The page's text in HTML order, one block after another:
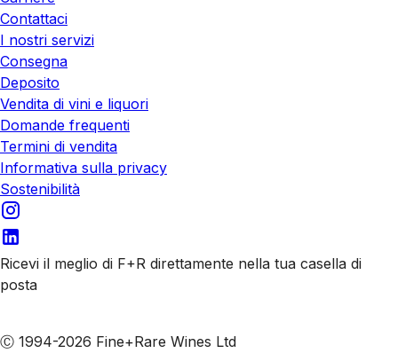
Contattaci
I nostri servizi
Consegna
Deposito
Vendita di vini e liquori
Domande frequenti
Termini di vendita
Informativa sulla privacy
Sostenibilità
Ricevi il meglio di F+R direttamente nella tua casella di
posta
Ⓒ 1994-2026 Fine+Rare Wines Ltd